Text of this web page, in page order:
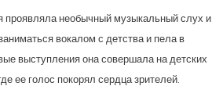
проявляла необычный музыкальный слух и
вокалом с детства и пела в
выступления она совершала на детских
ее голос покорял сердца зрителей.